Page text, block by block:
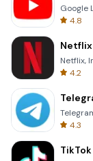
Google
4.8
Netflix
Netflix,
4.2
4.3
TikTok